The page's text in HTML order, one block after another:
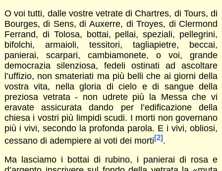
O voi tutti, dalle vostre vetrate di Chartres, di Tours, di
Bourges, di Sens, di Auxerre, di Troyes, di Clermond
Ferrand, di Tolosa, bottai, pellai, speziali, pellegrini,
bifolchi, armaioli, tessitori, tagliapietre, beccai,
panierai, scarpari, cambiamonete, o voi, grande
democrazia silenziosa, fedeli ostinati ad ascoltare
l’uffizio, non smateriati ma più belli che ai giorni della
vostra vita, nella gloria di cielo e di sangue della
preziosa vetrata - non udrete più la Messa che vi
eravate assicurata dando per l’edificazione della
chiesa i vostri più limpidi scudi. I morti non governano
più i vivi, secondo la profonda parola. E i vivi, obliosi,
cessano di adempiere ai voti dei morti[2].
Ma lasciamo i bottai di rubino, i panierai di rosa e